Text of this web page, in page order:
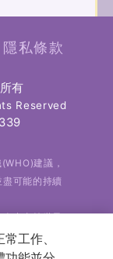
隱私條款
有
Reserved
建議，
可能的持續
。工作、